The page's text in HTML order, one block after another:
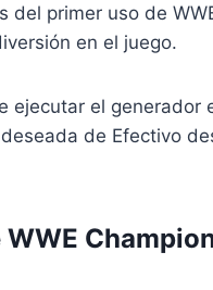
primer uso de
en el juego.
ejecutar el generador
de Efectivo